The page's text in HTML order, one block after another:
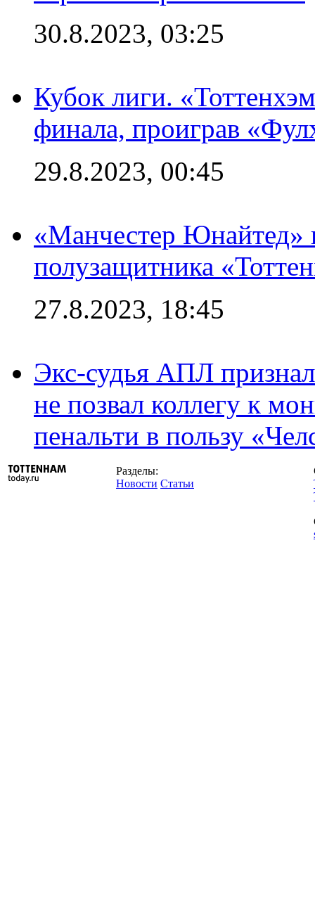
30.8.2023, 03:25
Кубок лиги.
финала, проиграв
29.8.2023, 00:45
«Манчестер Юнайтед»
полузащитника
27.8.2023, 18:45
Экс-судья АПЛ
не позвал коллегу к
пенальти в пользу
Разделы:
Новости Статьи